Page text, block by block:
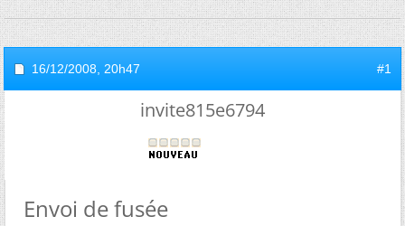
16/12/2008, 20h47 #1
invite815e6794
Envoi de fusée